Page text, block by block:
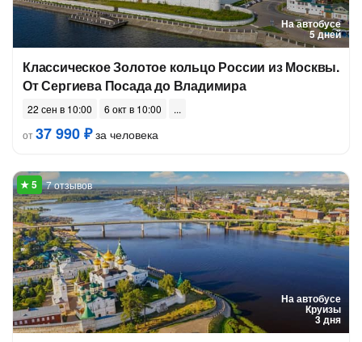
На автобусе
5 дней
Классическое Золотое кольцо России из Москвы.
От Сергиева Посада до Владимира
22 сен в 10:00
6 окт в 10:00
от37 990 ₽за человека
На автобусе
Круизы
3 дня
7 отзывов